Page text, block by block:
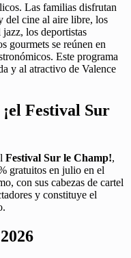
Las familias disfrutan
del cine al aire libre, los
los deportistas
gourmets se reúnen en
Este programa
y al atractivo de Valence
Festival Sur
Festival Sur le Champ!,
gratuitos en julio en el
con sus cabezas de cartel
y constituye el